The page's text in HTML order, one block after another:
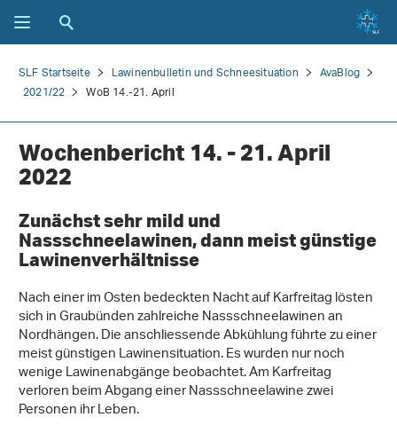
SLF Startseite Lawinenbulletin und Schneesituation
AvaBlog
2021/22
WoB 14.-21. April
Wochenbericht 14. - 21. April
2022
Zunächst sehr mild und
Nassschneelawinen, dann meist günstige
Lawinenverhältnisse
Nach einer im Osten bedeckten Nacht auf Karfreitag lösten
sich in Graubünden zahlreiche Nassschneelawinen an
Nordhängen. Die anschliessende Abkühlung führte zu einer
meist günstigen Lawinensituation. Es wurden nur noch
wenige Lawinenabgänge beobachtet. Am Karfreitag
verloren beim Abgang einer Nassschneelawine zwei
Personen ihr Leben.